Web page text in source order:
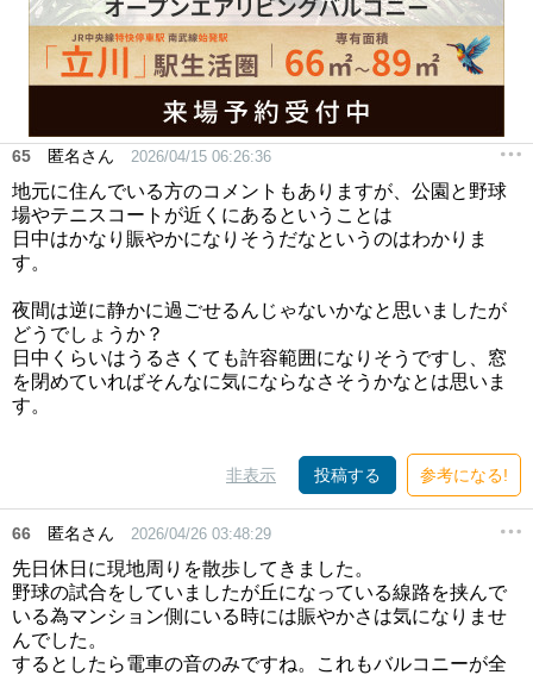
65 匿名さん 2026/04/15 06:26:36
地元に住んでいる方のコメントもありますが、公園と野球
場やテニスコートが近くにあるということは
日中はかなり賑やかになりそうだなというのはわかりま
す。
夜間は逆に静かに過ごせるんじゃないかなと思いましたが
どうでしょうか？
日中くらいはうるさくても許容範囲になりそうですし、窓
を閉めていればそんなに気にならなさそうかなとは思いま
す。
非表示 投稿する 参考になる!
66 匿名さん 2026/04/26 03:48:29
先日休日に現地周りを散歩してきました。
野球の試合をしていましたが丘になっている線路を挟んで
いる為マンション側にいる時には賑やかさは気になりませ
んでした。
するとしたら電車の音のみですね。これもバルコニーが全